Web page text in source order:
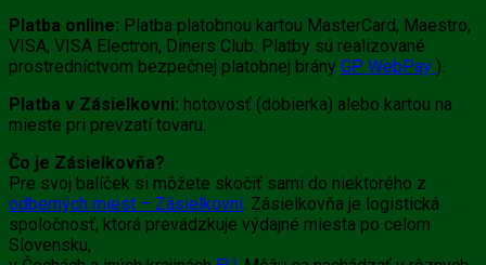
Platba online: Platba platobnou kartou MasterCard, Maestro,
VISA, VISA Electron, Diners Club. Platby sú realizované
prostredníctvom bezpečnej platobnej brány GP WebPay ).
Platba v Zásielkovni: hotovosť (dobierka) alebo kartou na
mieste pri prevzatí tovaru.
Čo je Zásielkovňa?
Pre svoj balíček si môžete skočiť sami do niektorého z
odberných miest – Zásielkovní. Zásielkovňa je logistická
spoločnosť, ktorá prevádzkuje výdajné miesta po celom
Slovensku,